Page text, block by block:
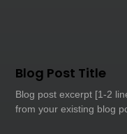
Blog Post Title
Blog post excerpt [1-2
from your existing blog